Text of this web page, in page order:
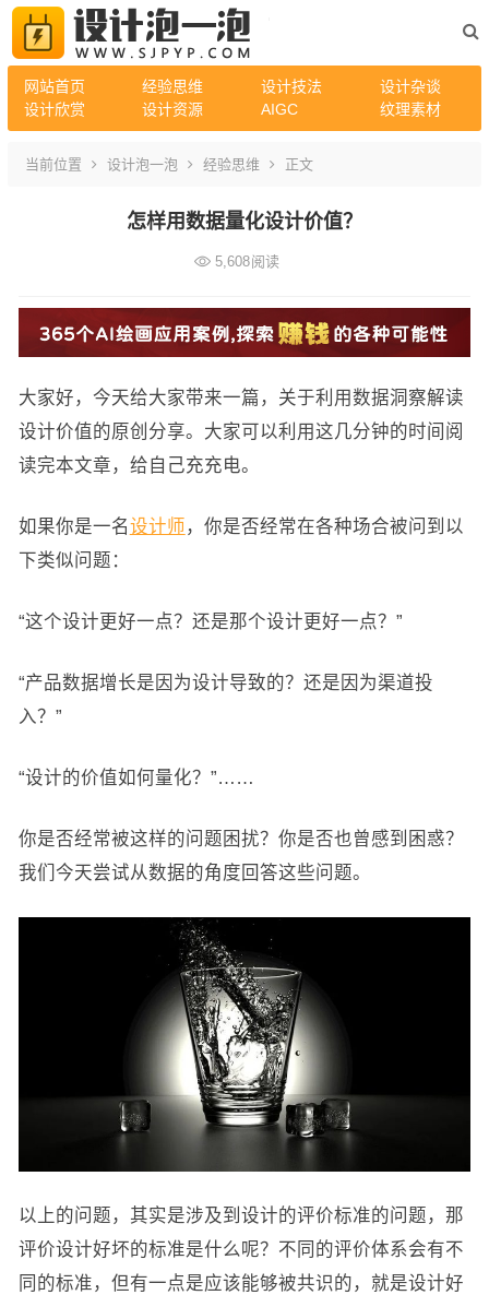
网站首页 经验思维 设计技法
设计杂谈
设计欣赏
设计资源 AIGC 纹理素材
当前位置 设计泡一泡 经验思维 正文
怎样用数据量化设计价值？
5,608阅读
大家好，今天给大家带来一篇，关于利用数据洞察解读
设计价值的原创分享。大家可以利用这几分钟的时间阅
读完本文章，给自己充充电。
如果你是一名设计师 ，你是否经常在各种场合被问到以
下类似问题：
“这个设计更好一点？还是那个设计更好一点？”
“产品数据增长是因为设计导致的？还是因为渠道投
入？”
“设计的价值如何量化？”……
你是否经常被这样的问题困扰？你是否也曾感到困惑？
我们今天尝试从数据的角度回答这些问题。
以上的问题，其实是涉及到设计的评价标准的问题，那
评价设计好坏的标准是什么呢？不同的评价体系会有不
同的标准，但有一点是应该能够被共识的，就是设计好